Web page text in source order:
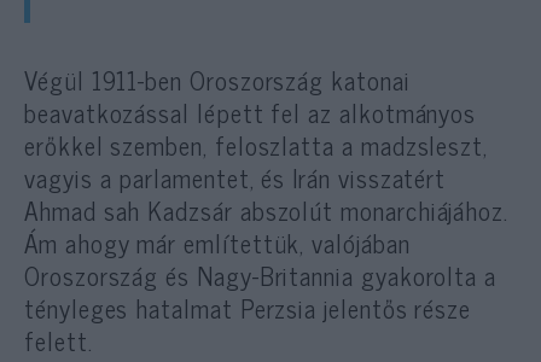
Végül 1911-ben Oroszország katonai
beavatkozással lépett fel az alkotmányos
erőkkel szemben, feloszlatta a madzsleszt,
vagyis a parlamentet, és Irán visszatért
Ahmad sah Kadzsár abszolút monarchiájához.
Ám ahogy már említettük, valójában
Oroszország és Nagy-Britannia gyakorolta a
tényleges hatalmat Perzsia jelentős része
felett.